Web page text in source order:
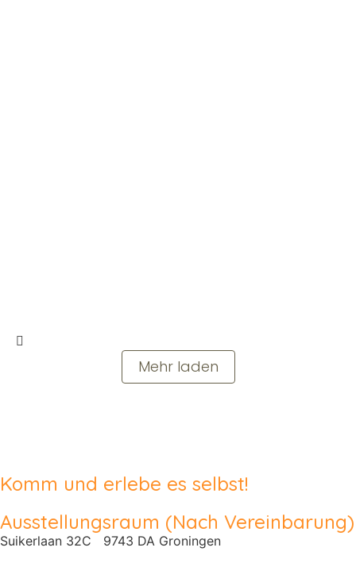
Mehr laden
Komm und erlebe es selbst!
Ausstellungsraum (Nach Vereinbarung)
Suikerlaan 32C 9743 DA Groningen